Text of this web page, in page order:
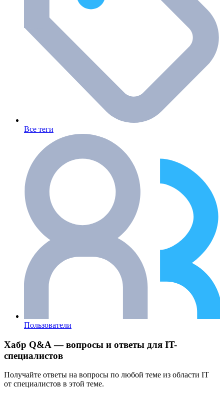
Все теги
Пользователи
Хабр Q&A — вопросы и ответы для IT-
специалистов
Получайте ответы на вопросы по любой теме из области IT
от специалистов в этой теме.